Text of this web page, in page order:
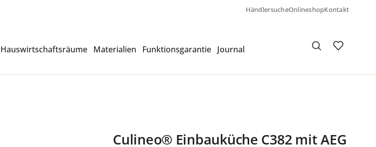
HändlersucheOnlineshopKontakt
Hauswirtschaftsräume Materialien Funktionsgarantie Journal
Culineo® Einbauküche C382 mit AEG